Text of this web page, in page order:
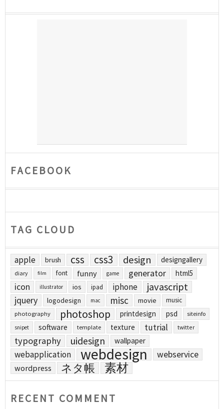
FACEBOOK
TAG CLOUD
apple brush css css3 design designgallery
diary film font funny game generator html5
icon illustrator ios ipad iphone javascript
jquery logodesign mac misc movie music
photography photoshop printdesign psd siteinfo
snipet software template texture tutrial twitter
typography uidesign wallpaper
webapplication webdesign webservice
wordpress ネタ帳 素材
RECENT COMMENT